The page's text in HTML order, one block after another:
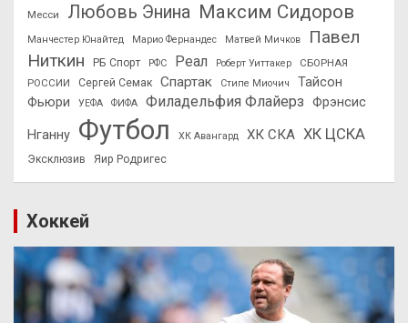
Месси
Любовь Энина Максим Сидоров
Манчестер Юнайтед Марио Фернандес Матвей Мичков
Павел
Ниткин
РБ Спорт РФС Реал Роберт Уиттакер
СБОРНАЯ
РОССИИ
Сергей Семак Спартак Стипе Миочич
Тайсон
Фьюри
УЕФА ФИФА Филадельфия Флайерз Фрэнсис
Нганну Футбол ХК Авангард ХК СКА ХК ЦСКА
Эксклюзив Яир Родригес
Хоккей